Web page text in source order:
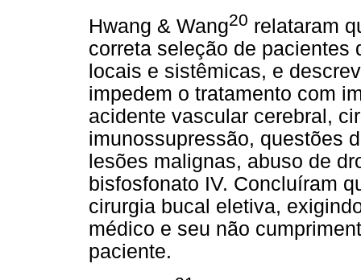
Hwang & Wang20 relataram
correta seleção de pacientes
locais e sistêmicas, e
impedem o tratamento com
acidente vascular cerebral,
imunossupressão, questões
lesões malignas, abuso de
bisfosfonato IV. Concluíram
cirurgia bucal eletiva,
médico e seu não
paciente.